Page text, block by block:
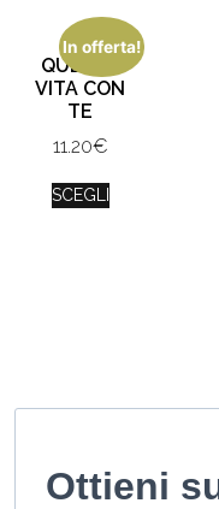
In offerta!
QUESTA
VITA CON
TE
11.20€
SCEGLI
Ottieni